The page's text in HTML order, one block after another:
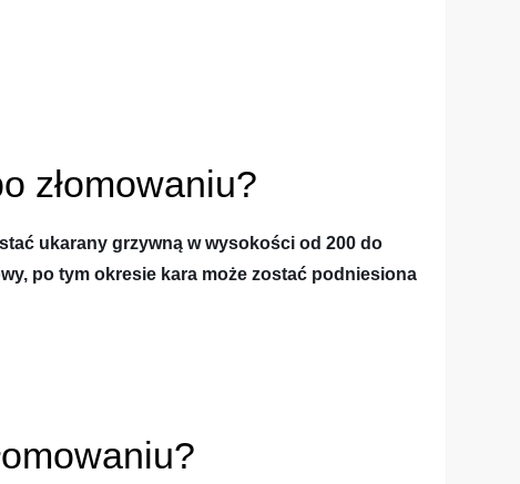
złomowaniu?
ukarany grzywną w wysokości od 200 do
po tym okresie kara może zostać podniesiona